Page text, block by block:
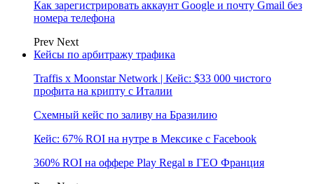
Как зарегистрировать аккаунт Google и почту Gmail без
номера телефона
Prev Next
Кейсы по арбитражу трафика
Traffis x Moonstar Network | Кейс: $33 000 чистого
профита на крипту с Италии
Схемный кейс по заливу на Бразилию
Кейс: 67% ROI на нутре в Мексике с Facebook
360% ROI на оффере Play Regal в ГЕО Франция